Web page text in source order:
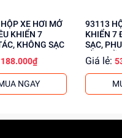
KHIỂN 7
KHÔNG SẠC
188.000₫
NGAY
93113 HỘP XE ĐUA ĐIỀU
KHIỂN 7
SẠC,
CẦM
Giá lẻ: